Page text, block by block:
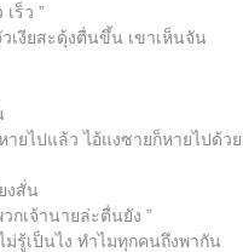
ร็ว ”
เงียสะดุ้งตื่นขึ้น เขาเห็นจัน
ยไปแล้ว ไอ้แงซายก็หายไปด้วย
งสั่น
กเจ้านายล่ะตื่นยัง ”
ม่รู้เป็นไง ทำไมทุกคนถึงพากัน